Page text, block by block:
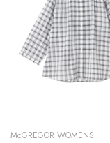
McGREGOR WOMENS